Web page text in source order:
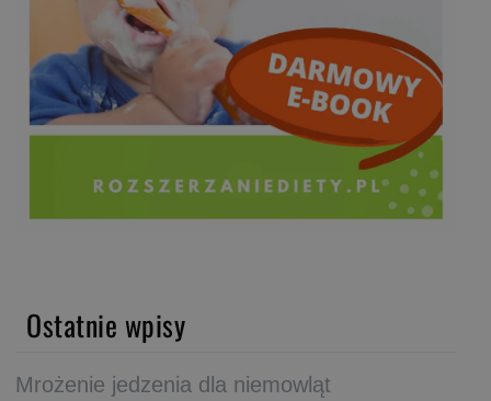
Ostatnie wpisy
Mrożenie jedzenia dla niemowląt